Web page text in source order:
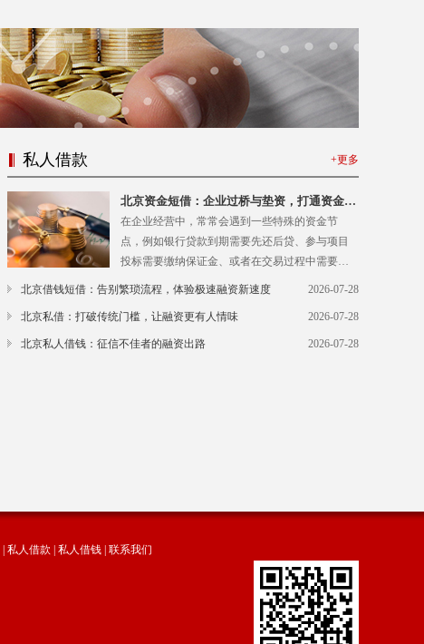
私人借款 +更多
北京资金短借：企业过桥与垫资，打通资金链
的“任督二脉”
在企业经营中，常常会遇到一些特殊的资金节
点，例如银行贷款到期需要先还后贷、参与项目
投标需要缴纳保证金、或者在交易过程中需要短
期垫资等。这些场景对资金的时效性要求极高，
资金短借便成为了打通企业资金链“任督二脉”的关
键。北京资金短借中的过桥垫资业务，专门针对
2026-07-28
北京借钱短借：告别繁琐流程，体验极速融资新速度
2026-07-28
北京私借：打破传统门槛，让融资更有人情味
2026-07-28
北京私人借钱：征信不佳者的融资出路
私人借款 私人借钱 联系我们